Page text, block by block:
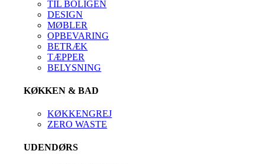
TIL BOLIGEN
DESIGN
MØBLER
OPBEVARING
BETRÆK
TÆPPER
BELYSNING
KØKKEN & BAD
KØKKENGREJ
ZERO WASTE
UDENDØRS